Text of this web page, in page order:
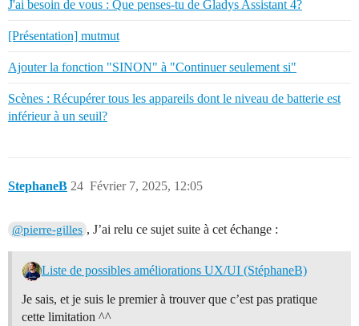
J'ai besoin de vous : Que penses-tu de Gladys Assistant 4?
[Présentation] mutmut
Ajouter la fonction "SINON" à "Continuer seulement si"
Scènes : Récupérer tous les appareils dont le niveau de batterie est
inférieur à un seuil?
StephaneB Février 7, 2025, 12:05
24
@pierre-gilles , J’ai relu ce sujet suite à cet échange :
Liste de possibles améliorations UX/UI (StéphaneB)
Je sais, et je suis le premier à trouver que c’est pas pratique
cette limitation ^^